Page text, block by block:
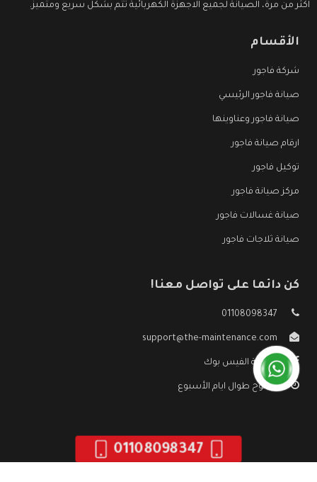
اكثر من مرة، الصيانة لجميع الاجهزة الكهربائية تتم بشكل سريع ومتميز.
الأقسام
شركة فاجور
صيانة فاجور الرئيسي
صيانة فاجور وعناوينها
ارقام صيانة فاجور
توكيل فاجور
مركز صيانة فاجور
صيانة غسالات فاجور
صيانة ثلاجات فاجور
كن دائما على تواصل معنا!
01108098347
support@the-maintenance.com
صفحة الفيس بوك
مفتوح طوال ايام الأسبوع
01108098347